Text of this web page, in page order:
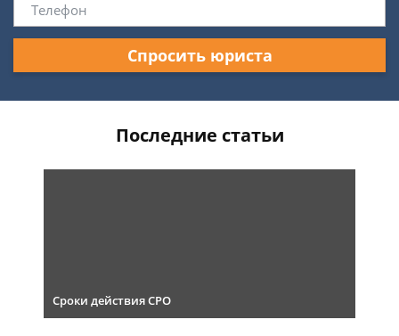
Спросить юриста
Последние статьи
Сроки действия СРО